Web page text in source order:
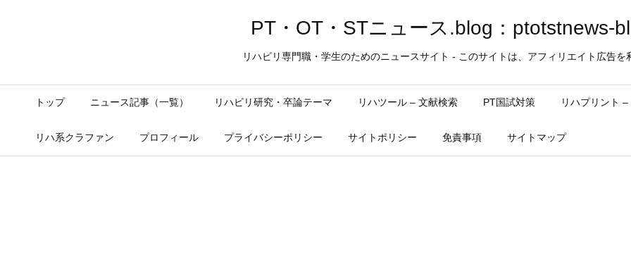
PT・OT・STニュース.blog：ptotstnews-
リハビリ専門職・学生のためのニュースサイト - このサイトは、アフィリエイト広告を
トップ ニュース記事（一覧） リハビリ研究・卒論テーマ リハツール – 文献検索 PT国試対策 リハプリント
リハ系クラファン プロフィール プライバシーポリシー サイトポリシー 免責事項 サイトマップ